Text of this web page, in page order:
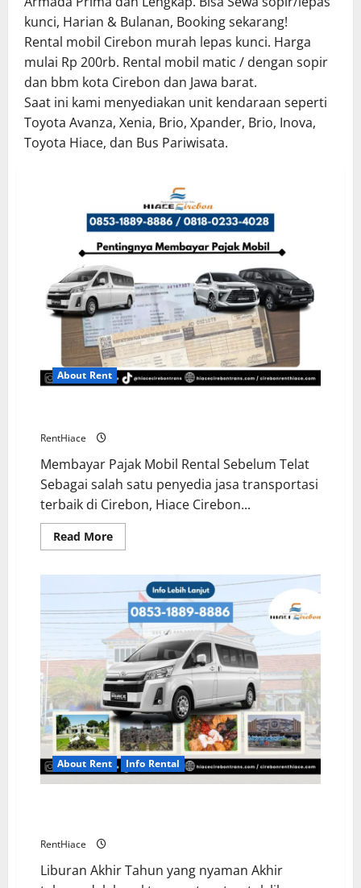
kunci, Harian & Bulanan, Booking sekarang!
Rental mobil Cirebon murah lepas kunci. Harga
mulai Rp 200rb. Rental mobil matic / dengan sopir
dan bbm kota Cirebon dan Jawa barat.
Saat ini kami menyediakan unit kendaraan seperti
Toyota Avanza, Xenia, Brio, Xpander, Brio, Inova,
Toyota Hiace, dan Bus Pariwisata.
About Rent
RentHiace
Membayar Pajak Mobil Rental Sebelum Telat
Sebagai salah satu penyedia jasa transportasi
terbaik di Cirebon, Hiace Cirebon...
Read MoreRead
more
Membayar
Pajak
Mobil
Rental
About Rent Info Rental
RentHiace
Liburan Akhir Tahun yang nyaman Akhir